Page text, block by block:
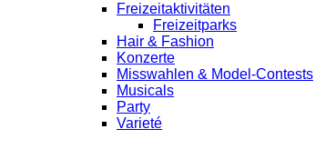
Freizeitaktivitäten
Freizeitparks
Hair & Fashion
Konzerte
Misswahlen & Model-Contests
Musicals
Party
Varieté